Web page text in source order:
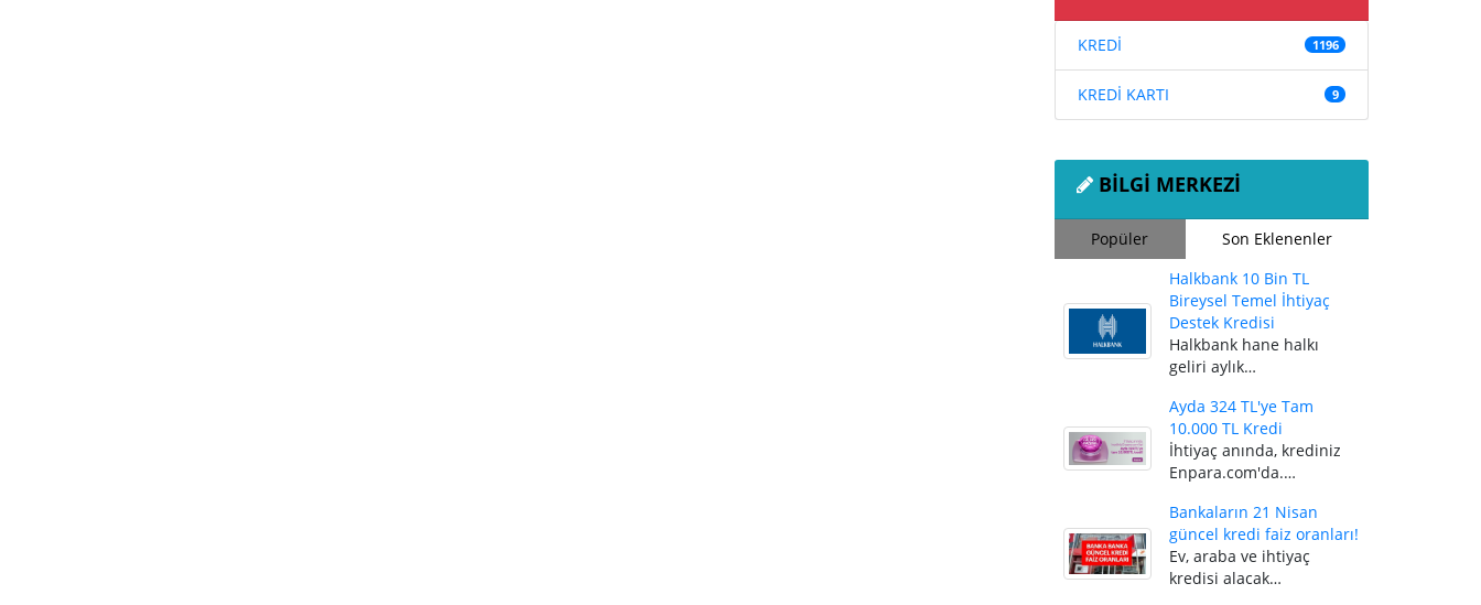
KREDİ 1196
KREDİ KARTI 9
BİLGİ MERKEZİ
Popüler
Son Eklenenler
Halkbank 10 Bin TL
Bireysel Temel İhtiyaç
Destek Kredisi
Halkbank hane halkı
geliri aylık…
Ayda 324 TL'ye Tam
10.000 TL Kredi
İhtiyaç anında, krediniz
Enpara.com'da.…
Bankaların 21 Nisan
güncel kredi faiz oranları!
Ev, araba ve ihtiyaç
kredisi alacak…